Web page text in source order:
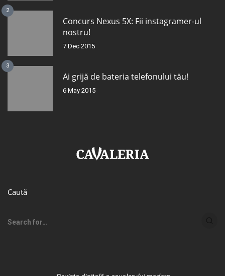
2
Concurs Nexus 5X: Fii instagramer-ul
nostru!
7 Dec 2015
3
Ai grijă de bateria telefonului tău!
6 May 2015
Caută